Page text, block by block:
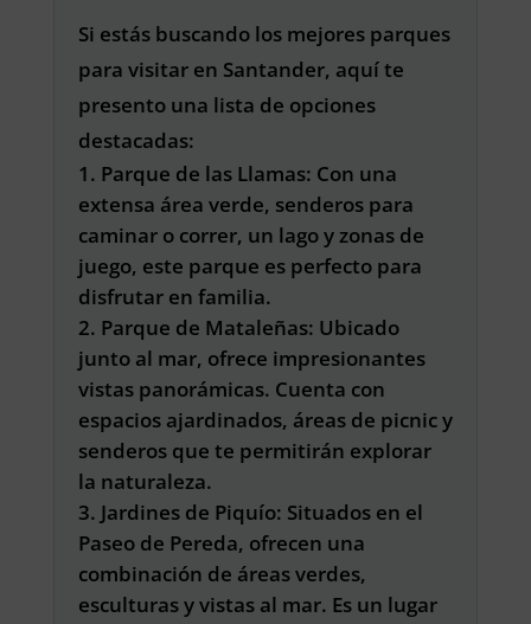
Si estás buscando los mejores parques
para visitar en Santander, aquí te
presento una lista de opciones
destacadas:
Parque de las Llamas: Con una
extensa área verde, senderos para
caminar o correr, un lago y zonas de
juego, este parque es perfecto para
disfrutar en familia.
Parque de Mataleñas: Ubicado
junto al mar, ofrece impresionantes
vistas panorámicas. Cuenta con
espacios ajardinados, áreas de picnic y
senderos que te permitirán explorar
la naturaleza.
Jardines de Piquío: Situados en el
Paseo de Pereda, ofrecen una
combinación de áreas verdes,
esculturas y vistas al mar. Es un lugar